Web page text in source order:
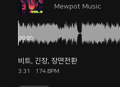
Mewpot Music
비트, 긴장, 장면전환
3:31 174 BPM